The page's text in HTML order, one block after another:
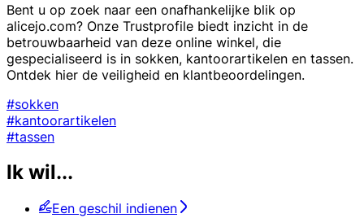
Bent u op zoek naar een onafhankelijke blik op
alicejo.com? Onze Trustprofile biedt inzicht in de
betrouwbaarheid van deze online winkel, die
gespecialiseerd is in sokken, kantoorartikelen en tassen.
Ontdek hier de veiligheid en klantbeoordelingen.
#sokken
#kantoorartikelen
#tassen
Ik wil...
Een geschil indienen